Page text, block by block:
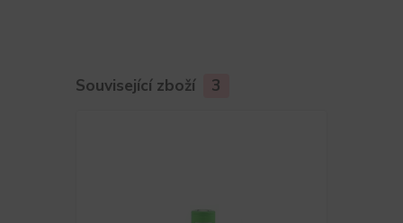
Související zboží 3